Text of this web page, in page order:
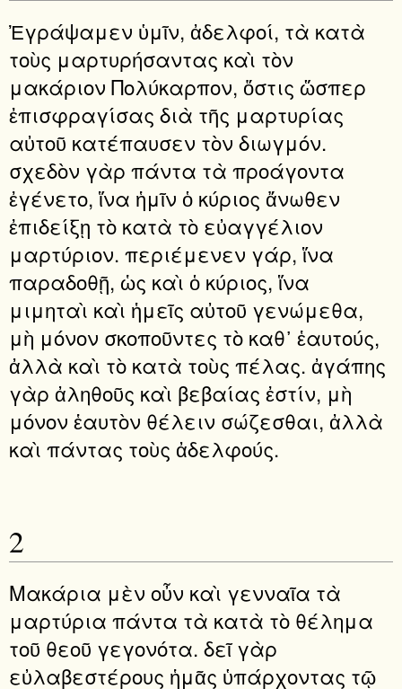
Ἐγράψαμεν ὑμῖν, ἀδελφοί, τὰ κατὰ
τοὺς μαρτυρήσαντας καὶ τὸν
μακάριον Πολύκαρπον, ὅστις ὥσπερ
ἐπισφραγίσας διὰ τῆς μαρτυρίας
αὐτοῦ κατέπαυσεν τὸν διωγμόν.
σχεδὸν γὰρ πάντα τὰ προάγοντα
ἐγένετο, ἵνα ἡμῖν ὁ κύριος ἄνωθεν
ἐπιδείξῃ τὸ κατὰ τὸ εὐαγγέλιον
μαρτύριον. περιέμενεν γάρ, ἵνα
παραδοθῇ, ὡς καὶ ὁ κύριος, ἵνα
μιμηταὶ καὶ ἡμεῖς αὐτοῦ γενώμεθα,
μὴ μόνον σκοποῦντες τὸ καθ᾿ ἑαυτούς,
ἀλλὰ καὶ τὸ κατὰ τοὺς πέλας. ἀγάπης
γὰρ ἀληθοῦς καὶ βεβαίας ἐστίν, μὴ
μόνον ἑαυτὸν θέλειν σώζεσθαι, ἀλλὰ
καὶ πάντας τοὺς ἀδελφούς.
2
Μακάρια μὲν οὖν καὶ γενναῖα τὰ
μαρτύρια πάντα τὰ κατὰ τὸ θέλημα
τοῦ θεοῦ γεγονότα. δεῖ γὰρ
εὐλαβεστέρους ἡμᾶς ὑπάρχοντας τῷ